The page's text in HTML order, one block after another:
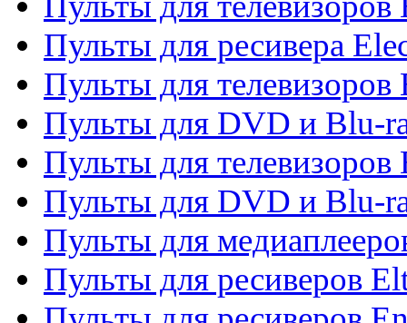
Пульты для ресивера
Пульты для телевизоров
Пульты для DVD и Blu-
Пульты для телевизоров
Пульты для DVD и Blu-
Пульты для
Пульты для ресиверов